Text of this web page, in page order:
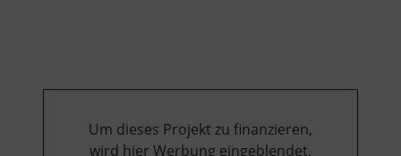
Um dieses Projekt zu finanzieren,
wird hier Werbung eingeblendet.